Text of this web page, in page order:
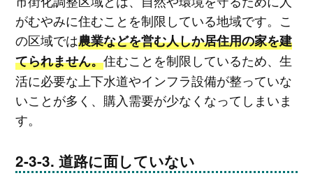
がむやみに住むことを制限している地域です。こ
の区域では農業などを営む人しか居住用の家を建
てられません。住むことを制限しているため、生
活に必要な上下水道やインフラ設備が整っていな
いことが多く、購入需要が少なくなってしまいま
す。
道路に面していない